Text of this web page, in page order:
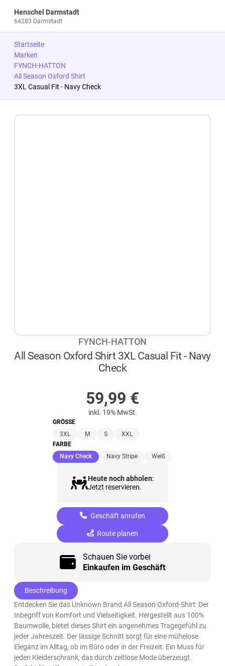
Henschel Darmstadt
64283 Darmstadt
Startseite
Marken
FYNCH-HATTON
All Season Oxford Shirt
3XL Casual Fit - Navy Check
FYNCH-HATTON
All Season Oxford Shirt 3XL Casual Fit - Navy
Check
59,99 €
inkl. 19% MwSt.
GRÖSSE
3XL
M S
XXL
FARBE
Navy Check(ausgewählt)
Navy Stripe Weiß
Heute noch abholen:
Jetzt reservieren.
Geschäft anrufen
Route planen
Schauen Sie vorbei
Einkaufen im Geschäft
Beschreibung
Entdecken Sie das Unknown Brand All Season Oxford-Shirt: Der
Inbegriff von Komfort und Vielseitigkeit. Hergestellt aus 100%
Baumwolle, bietet dieses Shirt ein angenehmes Tragegefühl zu
jeder Jahreszeit. Der lässige Schnitt sorgt für eine mühelose
Eleganz im Alltag, ob im Büro oder in der Freizeit. Ein Muss für
jeden Kleiderschrank, das durch zeitlose Mode überzeugt.